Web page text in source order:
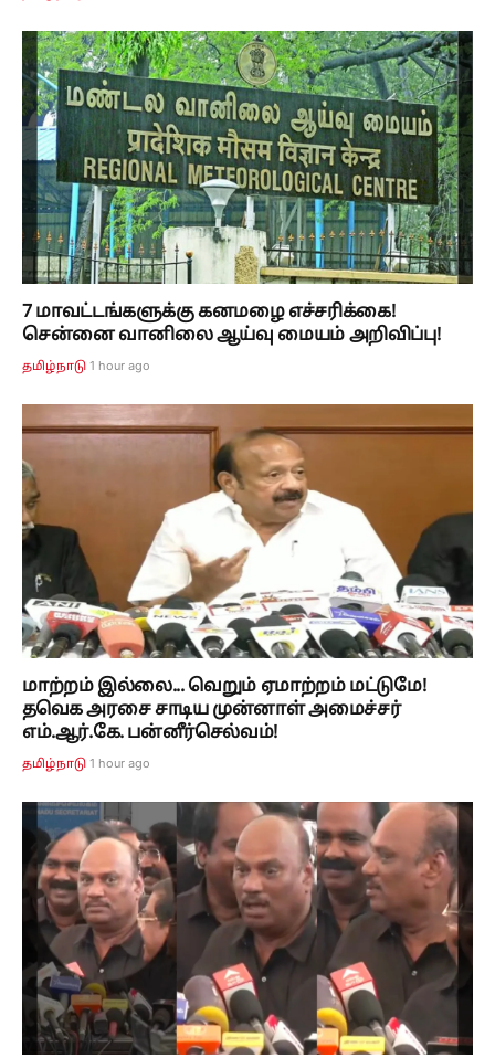
7 மாவட்டங்களுக்கு கனமழை எச்சரிக்கை!
சென்னை வானிலை ஆய்வு மையம் அறிவிப்பு!
தமிழ்நாடு 1 hour ago
மாற்றம் இல்லை... வெறும் ஏமாற்றம் மட்டுமே!
தவெக அரசை சாடிய முன்னாள் அமைச்சர்
எம்.ஆர்.கே. பன்னீர்செல்வம்!
தமிழ்நாடு 1 hour ago